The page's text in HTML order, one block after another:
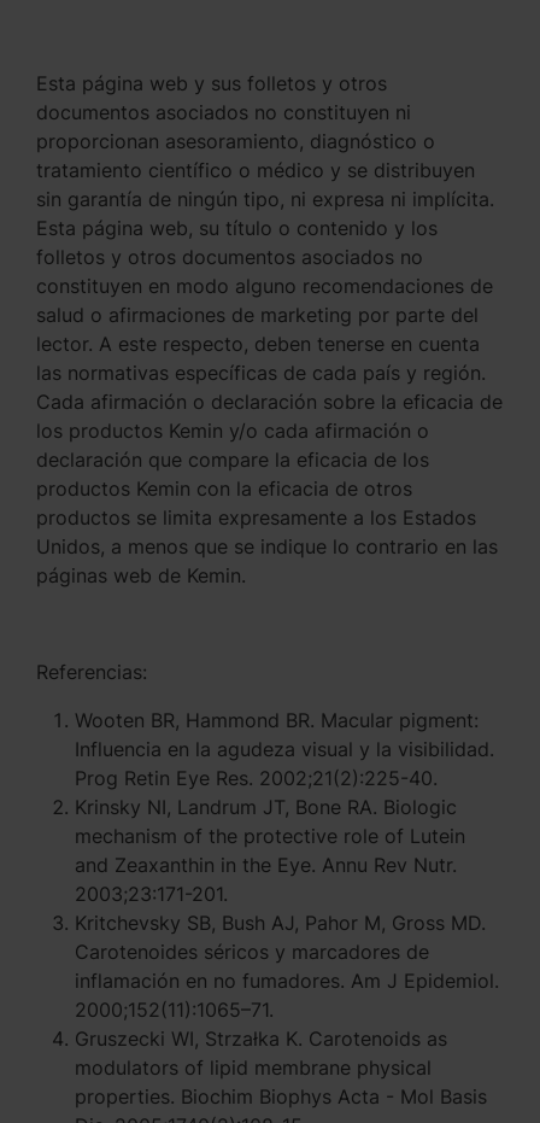
Esta página web y sus folletos y otros
documentos asociados no constituyen ni
proporcionan asesoramiento, diagnóstico o
tratamiento científico o médico y se distribuyen
sin garantía de ningún tipo, ni expresa ni implícita.
Esta página web, su título o contenido y los
folletos y otros documentos asociados no
constituyen en modo alguno recomendaciones de
salud o afirmaciones de marketing por parte del
lector. A este respecto, deben tenerse en cuenta
las normativas específicas de cada país y región.
Cada afirmación o declaración sobre la eficacia de
los productos Kemin y/o cada afirmación o
declaración que compare la eficacia de los
productos Kemin con la eficacia de otros
productos se limita expresamente a los Estados
Unidos, a menos que se indique lo contrario en las
páginas web de Kemin.
Referencias:
Wooten BR, Hammond BR. Macular pigment:
Influencia en la agudeza visual y la visibilidad.
Prog Retin Eye Res. 2002;21(2):225-40.
Krinsky NI, Landrum JT, Bone RA. Biologic
mechanism of the protective role of Lutein
and Zeaxanthin in the Eye. Annu Rev Nutr.
2003;23:171-201.
Kritchevsky SB, Bush AJ, Pahor M, Gross MD.
Carotenoides séricos y marcadores de
inflamación en no fumadores. Am J Epidemiol.
2000;152(11):1065–71.
Gruszecki WI, Strzałka K. Carotenoids as
modulators of lipid membrane physical
properties. Biochim Biophys Acta - Mol Basis